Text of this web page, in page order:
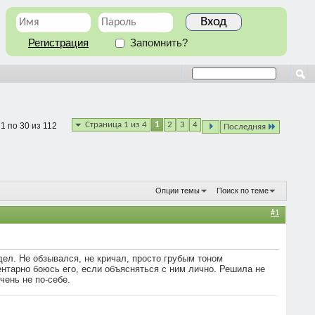
Регистрация Запомнить?
Страница 1 из 4 1 2 3 4 Последняя
по 30 из 112
Опции темы Поиск по теме
#1
Не обзывался, не кричал, просто грубым тоном
боюсь его, если объясняться с ним лично. Решила не
не по-себе.